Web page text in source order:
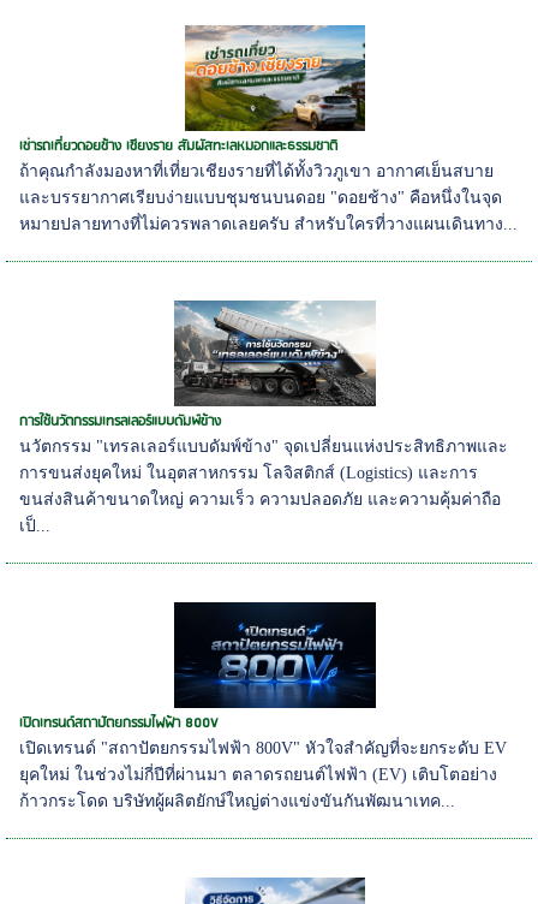
เช่ารถเที่ยวดอยช้าง เชียงราย สัมผัสทะเลหมอกและธรรมชาติ
ถ้าคุณกำลังมองหาที่เที่ยวเชียงรายที่ได้ทั้งวิวภูเขา อากาศเย็นสบาย
และบรรยากาศเรียบง่ายแบบชุมชนบนดอย "ดอยช้าง" คือหนึ่งในจุด
หมายปลายทางที่ไม่ควรพลาดเลยครับ สำหรับใครที่วางแผนเดินทาง...
การใช้นวัตกรรมเทรลเลอร์แบบดัมพ์ข้าง
นวัตกรรม "เทรลเลอร์แบบดัมพ์ข้าง" จุดเปลี่ยนแห่งประสิทธิภาพและ
การขนส่งยุคใหม่ ในอุตสาหกรรม โลจิสติกส์ (Logistics) และการ
ขนส่งสินค้าขนาดใหญ่ ความเร็ว ความปลอดภัย และความคุ้มค่าถือ
เป็...
เปิดเทรนด์สถาปัตยกรรมไฟฟ้า 800V
เปิดเทรนด์ "สถาปัตยกรรมไฟฟ้า 800V" หัวใจสำคัญที่จะยกระดับ EV
ยุคใหม่ ในช่วงไม่กี่ปีที่ผ่านมา ตลาดรถยนต์ไฟฟ้า (EV) เติบโตอย่าง
ก้าวกระโดด บริษัทผู้ผลิตยักษ์ใหญ่ต่างแข่งขันกันพัฒนาเทค...